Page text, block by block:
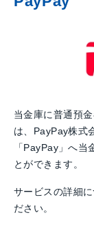
当金庫に普通預
は、PayPay株式
「PayPay」へ
とができます。
サービスの詳細に
ださい。